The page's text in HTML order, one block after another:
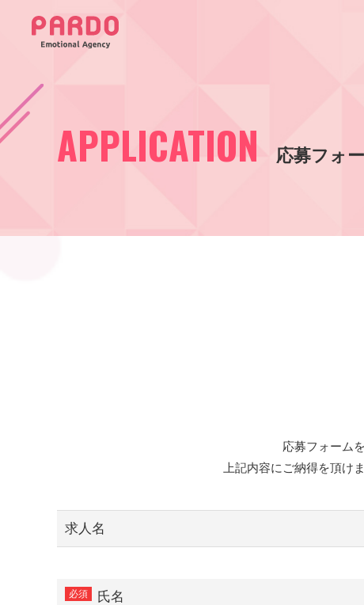
APPLICATION 応募フォ
応募フォーム
上記内容にご納得を頂け
求人名
氏名